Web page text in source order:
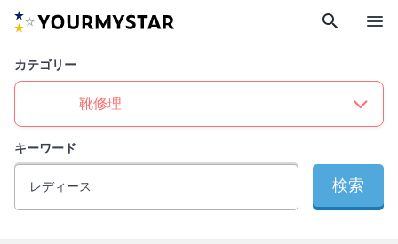
search menu
カテゴリー
キーワード
検索